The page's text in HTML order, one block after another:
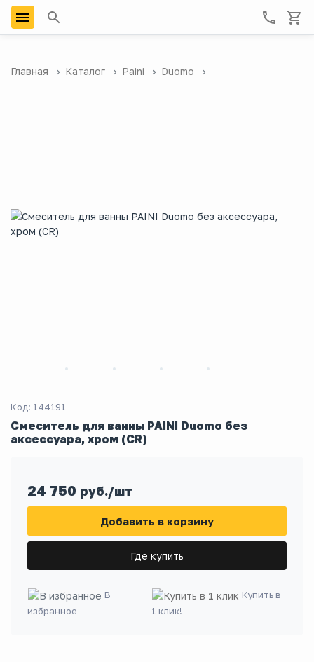
Главная Каталог Paini Duomo
Код: 144191
Смеситель для ванны PAINI Duomo без
аксессуара, хром (CR)
24 750 руб./шт
Добавить в корзину
Где купить
В
избранное
Купить в
1 клик!